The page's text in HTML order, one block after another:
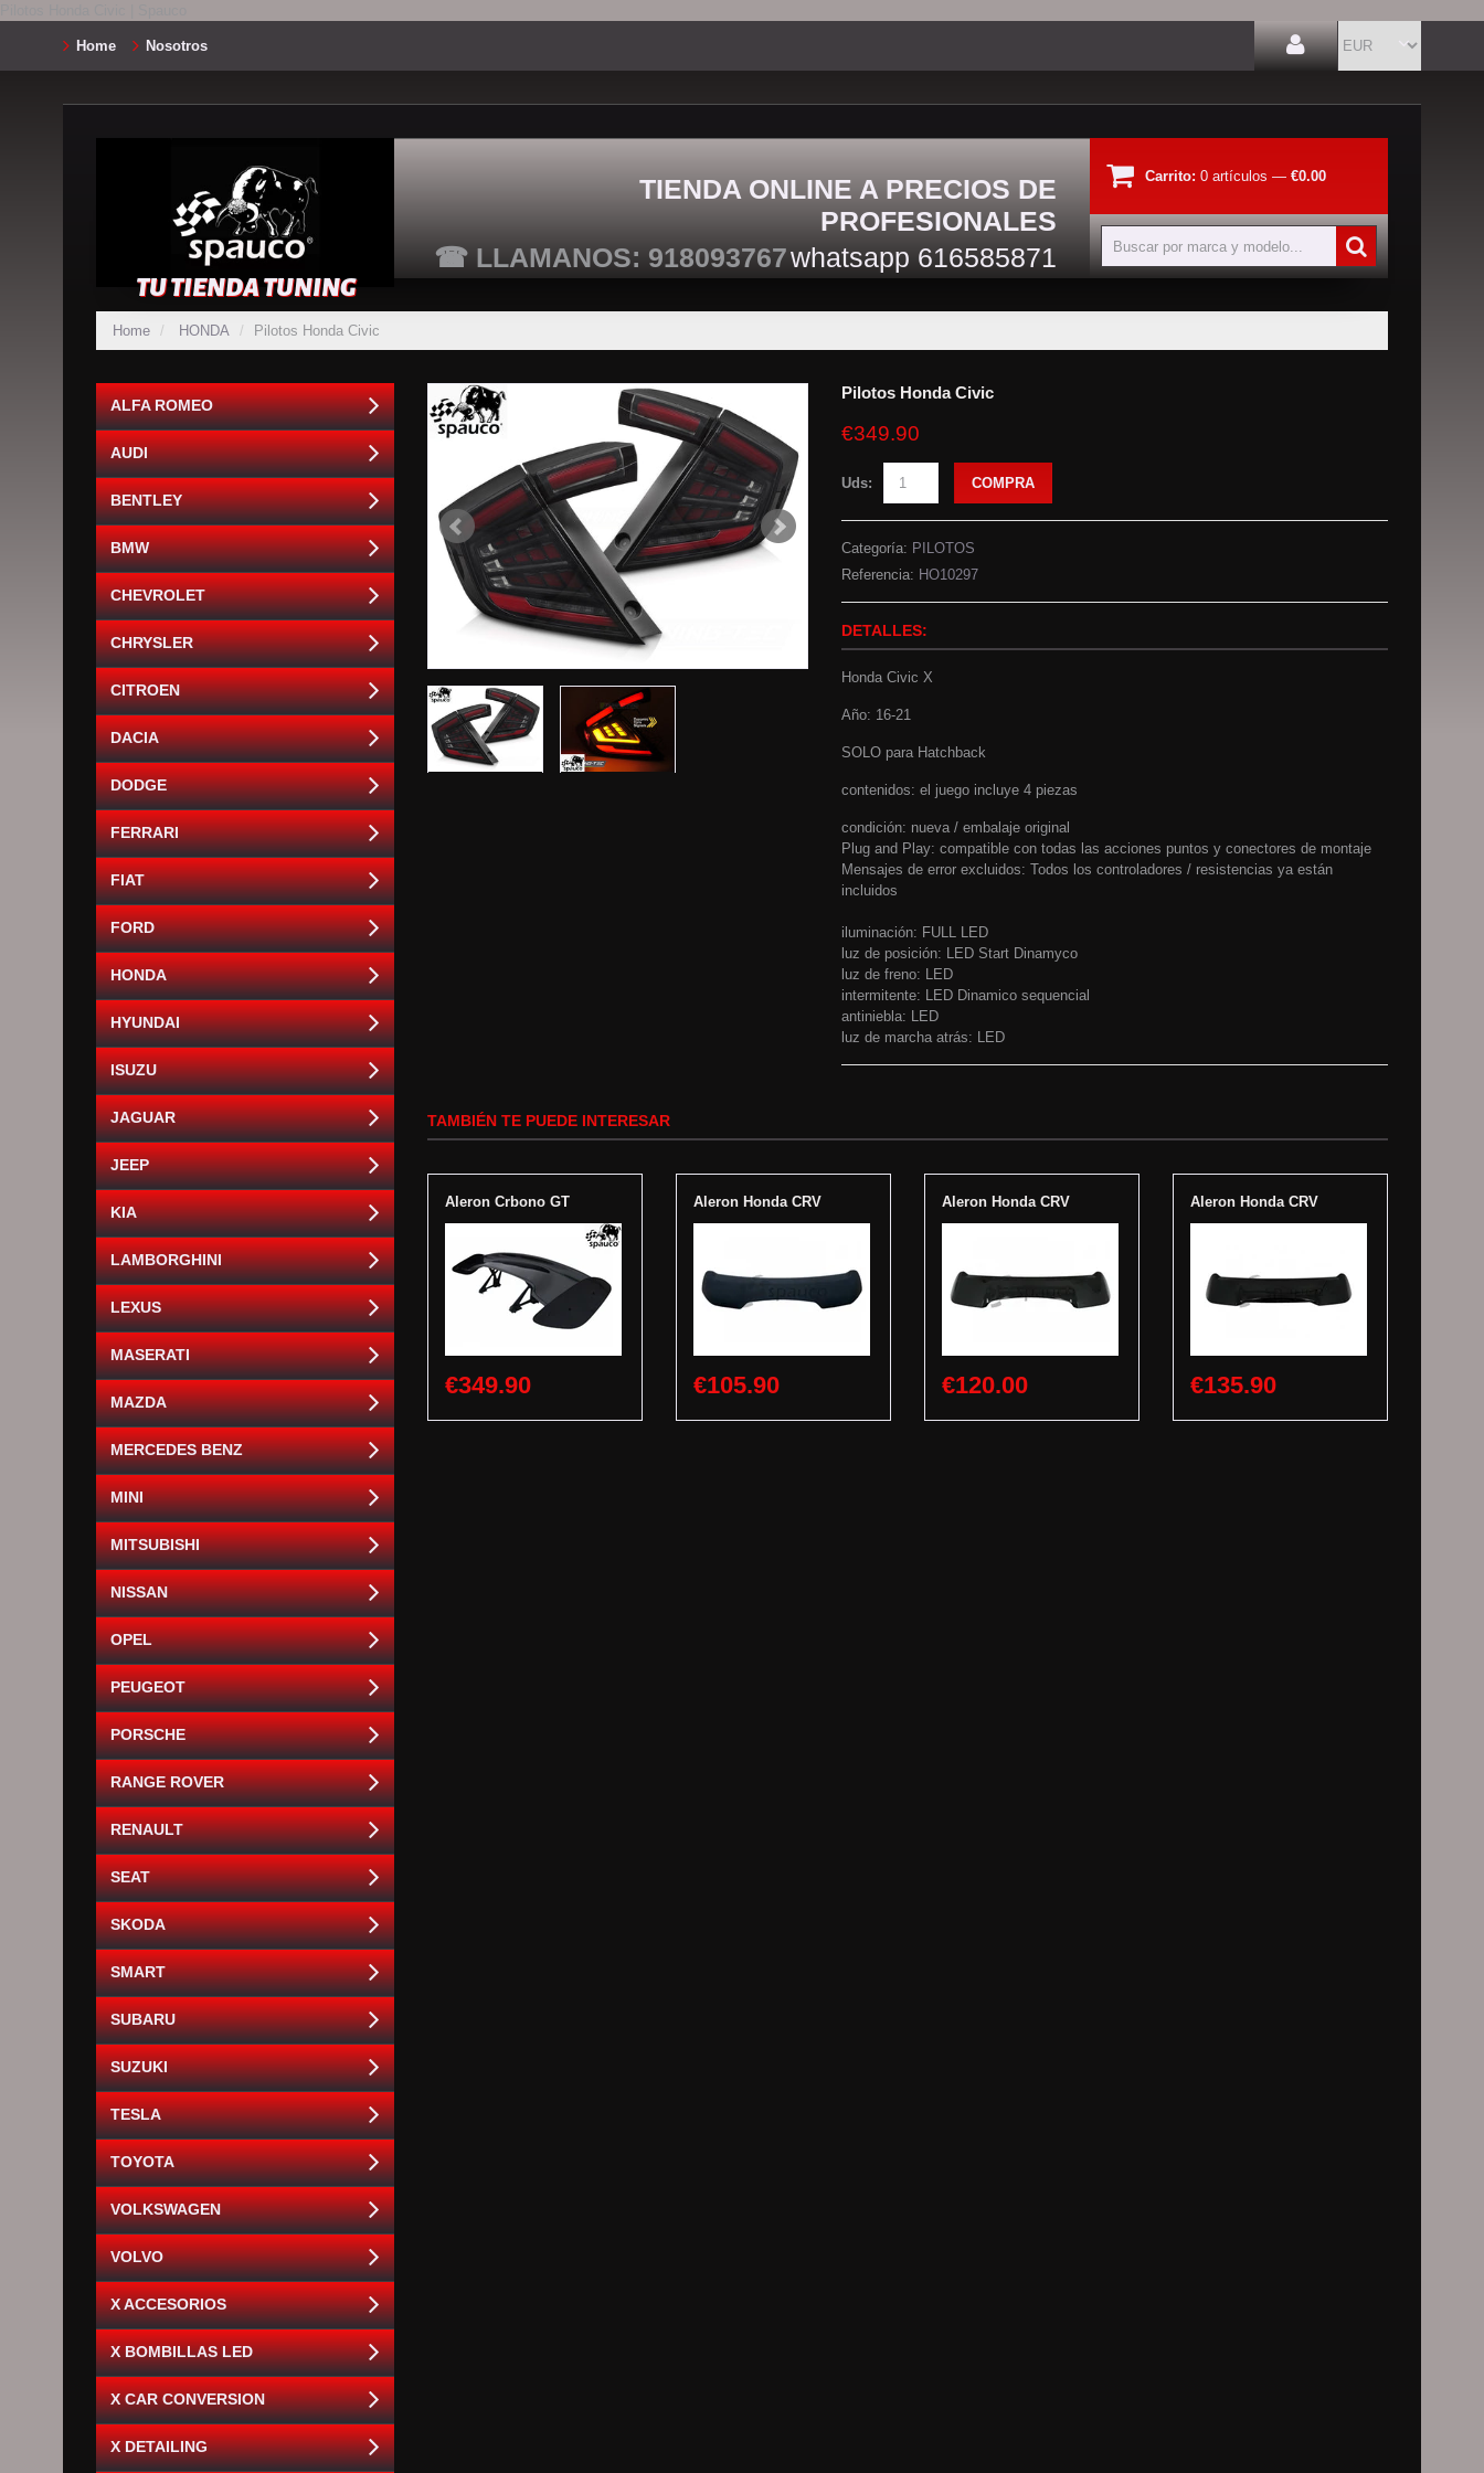
Home Nosotros
TU TIENDA TUNING
TIENDA ONLINE A PRECIOS DE
PROFESIONALES
☎ LLAMANOS: 918093767whatsapp 616585871
Carrito: 0 artículos — €0.00
Home HONDA Pilotos Honda Civic
Pilotos Honda Civic
€349.90
Uds: COMPRA
Categoría: PILOTOS
Referencia: HO10297
DETALLES:
Honda Civic X
Año: 16-21
SOLO para Hatchback
contenidos: el juego incluye 4 piezas
condición: nueva / embalaje original
Plug and Play: compatible con todas las acciones puntos y conectores de montaje
Mensajes de error excluidos: Todos los controladores / resistencias ya están
incluidos
iluminación: FULL LED
luz de posición: LED Start Dinamyco
luz de freno: LED
intermitente: LED Dinamico sequencial
antiniebla: LED
luz de marcha atrás: LED
TAMBIÉN TE PUEDE INTERESAR
Aleron Crbono GT
€349.90
Aleron Honda CRV
€105.90
Aleron Honda CRV
€120.00
Aleron Honda CRV
€135.90
ALFA ROMEO
AUDI
BENTLEY
BMW
CHEVROLET
CHRYSLER
CITROEN
DACIA
DODGE
FERRARI
FIAT
FORD
HONDA
HYUNDAI
ISUZU
JAGUAR
JEEP
KIA
LAMBORGHINI
LEXUS
MASERATI
MAZDA
MERCEDES BENZ
MINI
MITSUBISHI
NISSAN
OPEL
PEUGEOT
PORSCHE
RANGE ROVER
RENAULT
SEAT
SKODA
SMART
SUBARU
SUZUKI
TESLA
TOYOTA
VOLKSWAGEN
VOLVO
X ACCESORIOS
X BOMBILLAS LED
X CAR CONVERSION
X DETAILING